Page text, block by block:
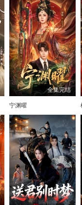
86 87
全集完结
宁渊曜